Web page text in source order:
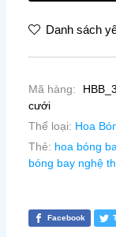
Danh sách
Mã hàng:
cưới
Thể loại: Hoa
Thẻ: hoa bóng
bóng bay nghệ
Facebook